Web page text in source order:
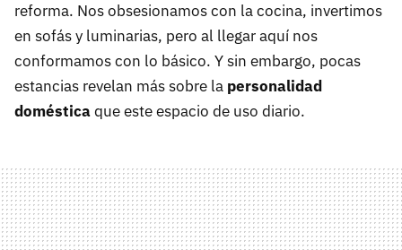
reforma. Nos obsesionamos con la cocina, invertimos
en sofás y luminarias, pero al llegar aquí nos
conformamos con lo básico. Y sin embargo, pocas
estancias revelan más sobre la personalidad
domésticaque este espacio de uso diario.